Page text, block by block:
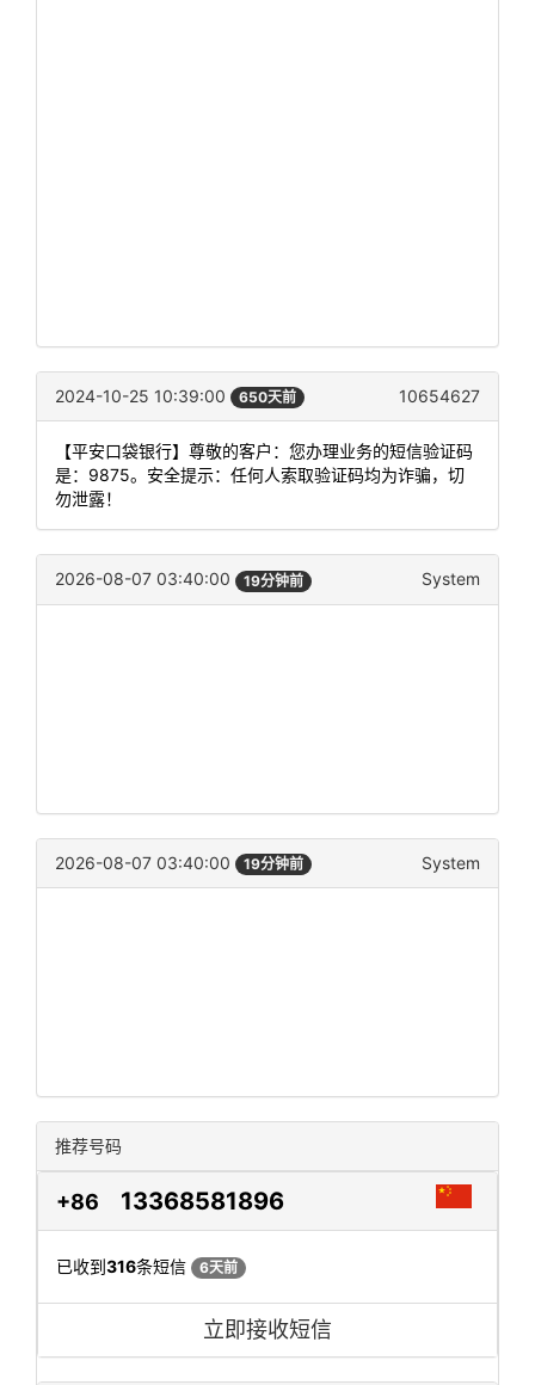
2024-10-25 10:39:00 650天前 10654627
【平安口袋银行】尊敬的客户：您办理业务的短信验证码
是：9875。安全提示：任何人索取验证码均为诈骗，切
勿泄露！
2026-08-07 03:40:00 19分钟前 System
2026-08-07 03:40:00 19分钟前 System
推荐号码
+86 13368581896
已收到316条短信 6天前
立即接收短信